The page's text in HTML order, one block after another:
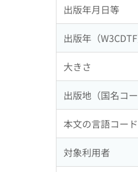
出版年月日等
出版年（W3CDTF
大きさ
出版地（国名コー
本文の言語コード
対象利用者